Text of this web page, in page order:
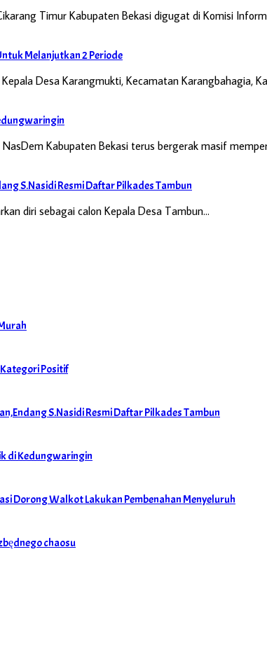
Timur Kabupaten Bekasi digugat di Komisi
Melanjutkan 2 Periode
Desa Karangmukti, Kecamatan Karangbahagia,
Kabupaten Bekasi terus bergerak masif
S.Nasidi Resmi Daftar Pilkades Tambun
diri sebagai calon Kepala Desa Tambun…
Positif
S.Nasidi Resmi Daftar Pilkades Tambun
di Kedungwaringin
Dorong Walkot Lakukan Pembenahan Menyeluruh
chaosu